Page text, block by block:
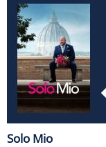
Solo Mio